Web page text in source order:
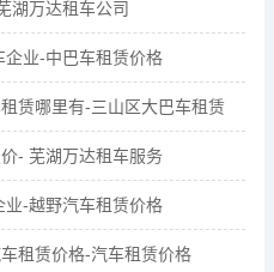
湖万达租车公司
业-中巴车租赁价格
赁哪里有-三山区大巴车租赁
- 芜湖万达租车服务
-越野汽车租赁价格
租赁价格-汽车租赁价格